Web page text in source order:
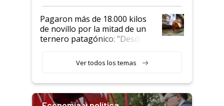
Pagaron más de 18.000 kilos
de novillo por la mitad de un
ternero patagónico: "Desde
llamar la atención"
Ver todos los temas